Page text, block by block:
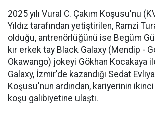
2025 yılı Vural C. Çakım Koşusu'nu
Yıldız tarafından yetiştirilen, Ramzi
olduğu, antrenörlüğünü ise Begüm
kır erkek tay Black Galaxy (Mendip -
Okawango) jokeyi Gökhan Kocakaya
Galaxy, İzmir'de kazandığı Sedat
Koşusu'nun ardından, kariyerinin
koşu galibiyetine ulaştı.